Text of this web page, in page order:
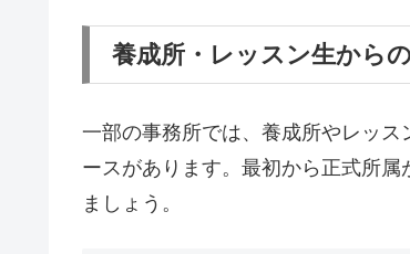
養成所・レッスン生から
一部の事務所では、養成所やレッ
ースがあります。最初から正式所
ましょう。